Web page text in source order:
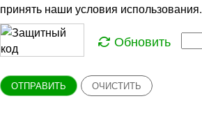
принять наши условия использования.
Обновить
ОТПРАВИТЬ ОЧИСТИТЬ